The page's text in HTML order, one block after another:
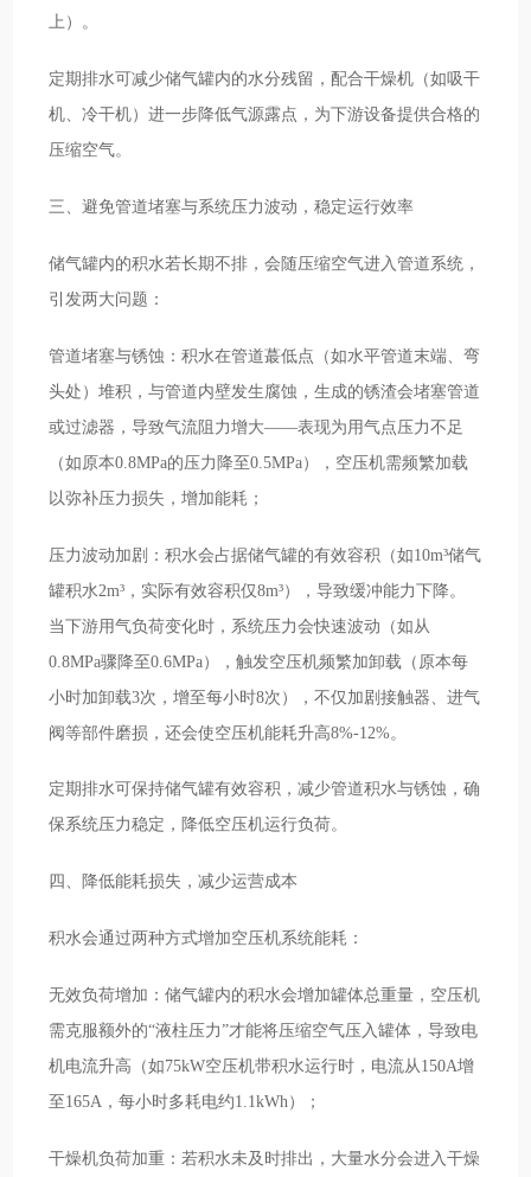
上）。
定期排水可减少储气罐内的水分残留，配合干燥机（如吸干
机、冷干机）进一步降低气源露点，为下游设备提供合格的
压缩空气。
三、避免管道堵塞与系统压力波动，稳定运行效率
储气罐内的积水若长期不排，会随压缩空气进入管道系统，
引发两大问题：
管道堵塞与锈蚀：积水在管道蕞低点（如水平管道末端、弯
头处）堆积，与管道内壁发生腐蚀，生成的锈渣会堵塞管道
或过滤器，导致气流阻力增大——表现为用气点压力不足
（如原本0.8MPa的压力降至0.5MPa），空压机需频繁加载
以弥补压力损失，增加能耗；
压力波动加剧：积水会占据储气罐的有效容积（如10m³储气
罐积水2m³，实际有效容积仅8m³），导致缓冲能力下降。
当下游用气负荷变化时，系统压力会快速波动（如从
0.8MPa骤降至0.6MPa），触发空压机频繁加卸载（原本每
小时加卸载3次，增至每小时8次），不仅加剧接触器、进气
阀等部件磨损，还会使空压机能耗升高8%-12%。
定期排水可保持储气罐有效容积，减少管道积水与锈蚀，确
保系统压力稳定，降低空压机运行负荷。
四、降低能耗损失，减少运营成本
积水会通过两种方式增加空压机系统能耗：
无效负荷增加：储气罐内的积水会增加罐体总重量，空压机
需克服额外的“液柱压力”才能将压缩空气压入罐体，导致电
机电流升高（如75kW空压机带积水运行时，电流从150A增
至165A，每小时多耗电约1.1kWh）；
干燥机负荷加重：若积水未及时排出，大量水分会进入干燥